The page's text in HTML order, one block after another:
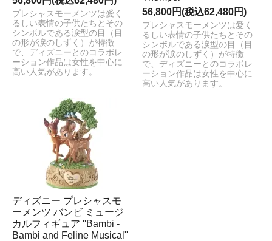
プレシャスモーメンツは愛く
るしい表情の子供たちとその
シンボルである涙型の目（目
の形が涙のしずく）が特徴
で、ディズニーとのコラボレ
ーション作品は女性を中心に
高い人気があります。
56,800円(税込62,480円)
プレシャスモーメンツは愛く
るしい表情の子供たちとその
シンボルである涙型の目（目
の形が涙のしずく）が特徴
で、ディズニーとのコラボレ
ーション作品は女性を中心に
高い人気があります。
ディズニー プレシャスモ
ーメンツ バンビ ミュージ
カルフィギュア ''Bambi -
Bambi and Feline Musical''